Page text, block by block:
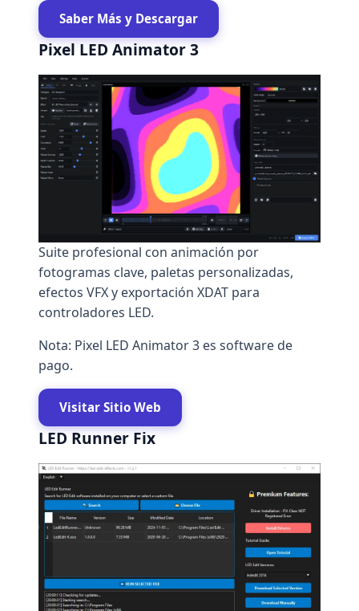
Saber Más y Descargar
Pixel LED Animator 3
Suite profesional con animación por
fotogramas clave, paletas personalizadas,
efectos VFX y exportación XDAT para
controladores LED.
Nota: Pixel LED Animator 3 es software de
pago.
Visitar Sitio Web
LED Runner Fix